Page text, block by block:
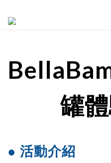
罐
● 活動介紹